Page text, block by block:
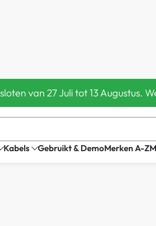
van 27 Juli tot 13
Kabels Gebruikt & DemoMerken A-Z